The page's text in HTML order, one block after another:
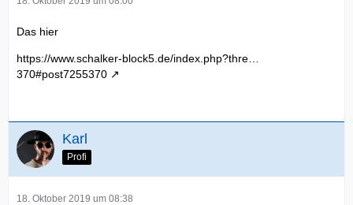
Das hier
https://www.schalker-block5.de/index.php?thre…
370#post7255370
Karl
Profi
18. Oktober 2019 um 08:38